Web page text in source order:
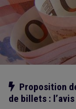
Notre action
Proposition
de billets : l’avis